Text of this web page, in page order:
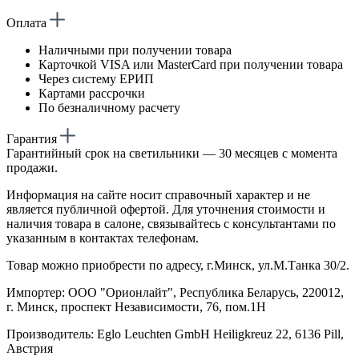
Оплата
Наличными при получении товара
Карточкой VISA или MasterCard при получении товара
Через систему ЕРИП
Картами рассрочки
По безналичному расчету
Гарантия
Гарантийный срок на светильники — 30 месяцев с момента
продажи.
Информация на сайте носит справочный характер и не
является публичной офертой. Для уточнения стоимости и
наличия товара в салоне, связывайтесь с консультантами по
указанным в контактах телефонам.
Товар можно приобрести по адресу, г.Минск, ул.М.Танка 30/2.
Импортер: ООО "Орионлайт", Республика Беларусь, 220012,
г. Минск, проспект Независимости, 76, пом.1Н
Производитель: Eglo Leuchten GmbH Heiligkreuz 22, 6136 Pill,
Австрия